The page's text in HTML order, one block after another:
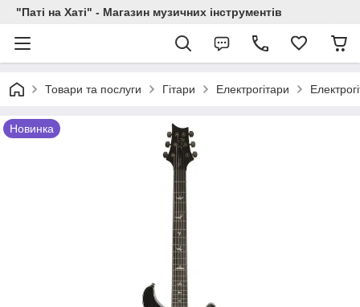
"Паті на Хаті" - Магазин музичних інструментів
Товари та послуги Гітари Електрогітари
Новинка